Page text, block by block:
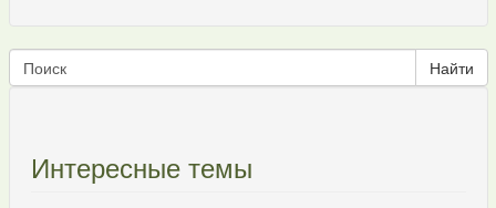
Интересные темы